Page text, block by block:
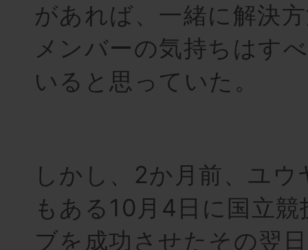
があれば、一緒に解決
メンバーの気持ちはす
いると思っていた。
しかし、2か月前、ユウ
もある10月4日に国立
ブを成功させたその翌